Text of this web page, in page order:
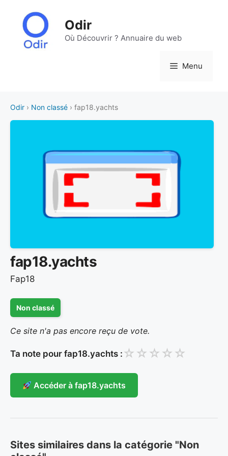
contenu
Odir
Où Découvrir ? Annuaire du web
Menu
Odir › Non classé › fap18.yachts
fap18.yachts
Fap18
Non classé
Ce site n'a pas encore reçu de vote.
Ta note pour fap18.yachts : ☆ ☆ ☆ ☆ ☆
Accéder à fap18.yachts
Sites similaires dans la catégorie "Non